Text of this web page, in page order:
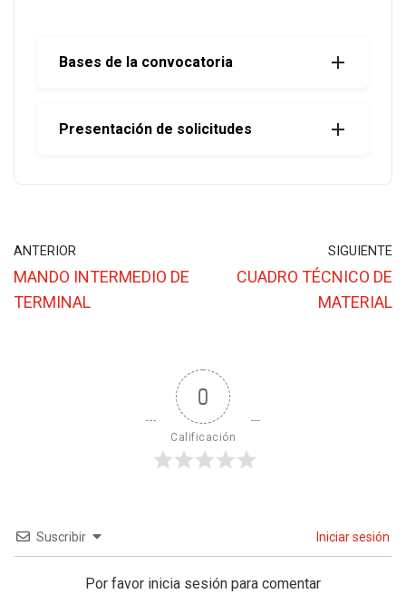
Bases de la convocatoria
Presentación de solicitudes
ANTERIOR
MANDO INTERMEDIO DE
TERMINAL
SIGUIENTE
CUADRO TÉCNICO DE
MATERIAL
0
Calificación
Suscribir Iniciar sesión
Por favor inicia sesión para comentar